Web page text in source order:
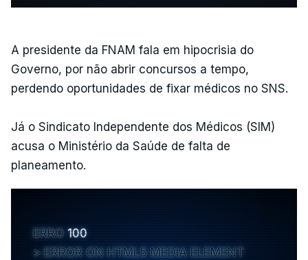
A presidente da FNAM fala em hipocrisia do
Governo, por não abrir concursos a tempo,
perdendo oportunidades de fixar médicos no SNS.
Já o Sindicato Independente dos Médicos (SIM)
acusa o Ministério da Saúde de falta de
planeamento.
ERRO 100
ERROR ON HTML5 MEDIA ELEMENT